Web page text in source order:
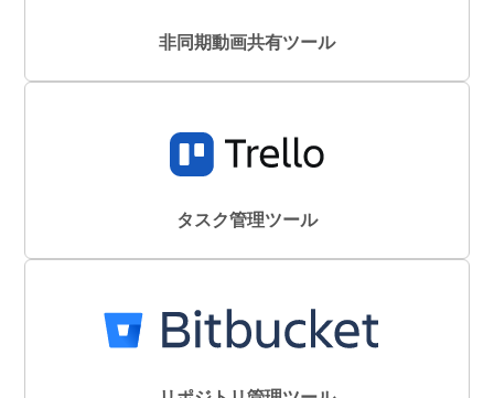
非同期動画共有ツール
タスク管理ツール